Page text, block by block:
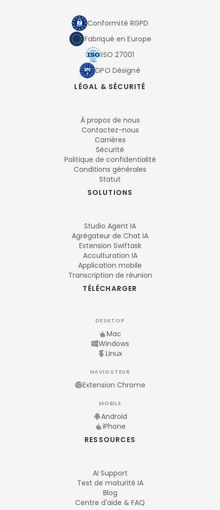
Conformité RGPD
Fabriqué en Europe
ISO 27001
DPO Désigné
LÉGAL & SÉCURITÉ
À propos de nous
Contactez-nous
Carrières
Sécurité
Politique de confidentialité
Conditions générales
Statut
SOLUTIONS
Studio Agent IA
Agrégateur de Chat IA
Extension Swiftask
Acculturation IA
Application mobile
Transcription de réunion
TÉLÉCHARGER
DESKTOP
Mac
Windows
Linux
NAVIGATEUR
Extension Chrome
MOBILE
Android
iPhone
RESSOURCES
AI Support
Test de maturité IA
Blog
Centre d'aide & FAQ